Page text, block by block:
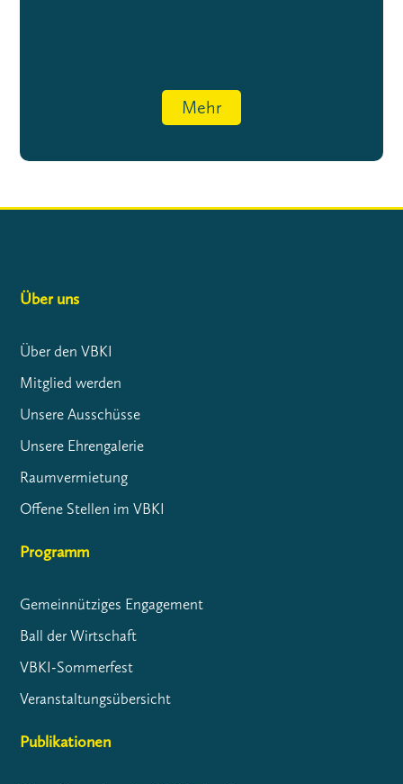
Mehr
Über uns
Über den VBKI
Mitglied werden
Unsere Ausschüsse
Unsere Ehrengalerie
Raumvermietung
Offene Stellen im VBKI
Programm
Gemeinnütziges Engagement
Ball der Wirtschaft
VBKI-Sommerfest
Veranstaltungsübersicht
Publikationen